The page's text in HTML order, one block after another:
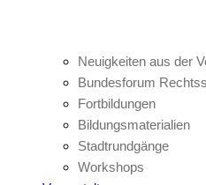
Neuigkeiten aus der
Bundesforum
Fortbildungen
Bildungsmaterialien
Stadtrundgänge
Workshops